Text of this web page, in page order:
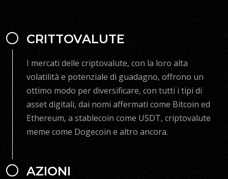
CRITTOVALUTE
I mercati delle criptovalute, con la loro alta
volatilità e potenziale di guadagno, offrono un
ottimo modo per diversificare, con tutti i tipi di
asset digitali, dai nomi affermati come Bitcoin ed
Ethereum, a stablecoin come USDT, criptovalute
meme come Dogecoin e altro ancora.
AZIONI